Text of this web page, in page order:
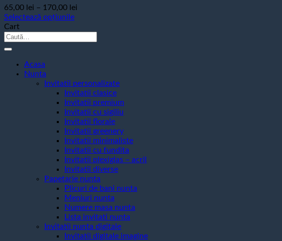
65,00 lei – 170,00 lei
Selectează opțiunile
Acest
produs
multe
variații.
Opțiunile
Cart
Caută
Acasa
Nunta
Invitatii personalizate
Invitatii clasice
Invitatii premium
Invitatii cu sigiliu
Invitatii florale
Invitatii greenery
Invitatii minimaliste
Invitatii cu fundita
Invitatii plexiglas – acril
Invitatii diverse
Papetarie nunta
Plicuri de bani nunta
Meniuri nunta
Numere masa nunta
Lista invitati nunta
Invitatii nunta digitale
Invitatii digitale imagine